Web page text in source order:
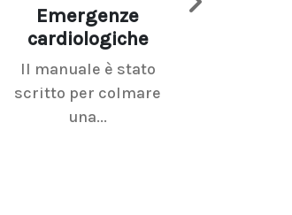
Emergenze
cardiologiche
Il manuale è stato
scritto per colmare
una...